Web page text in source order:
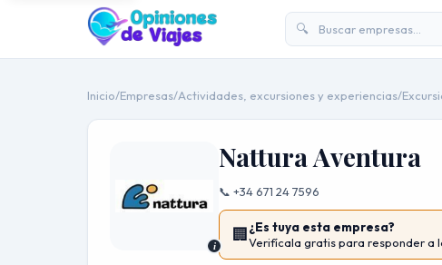
🔍
Inicio/Empresas/Actividades, excursiones y experiencias/
i
Nattura Aventura
📞 +34 671 24 7596
🏢¿Es tuya esta empresa?
Verifícala gratis para responder a